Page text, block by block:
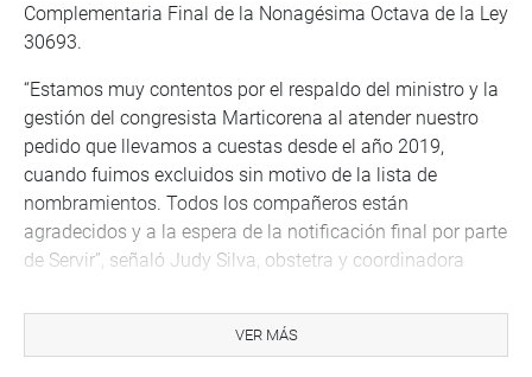
Complementaria Final de la Nonagésima Octava de la Ley
30693.
“Estamos muy contentos por el respaldo del ministro y la
gestión del congresista Marticorena al atender nuestro
pedido que llevamos a cuestas desde el año 2019,
cuando fuimos excluidos sin motivo de la lista de
nombramientos. Todos los compañeros están
agradecidos y a la espera de la notificación final por parte
de Servir”, señaló Judy Silva, obstetra y coordinadora
Ley 30957”.
Al concluir la reunión, el parlamentario por Ica se
VER MÁS